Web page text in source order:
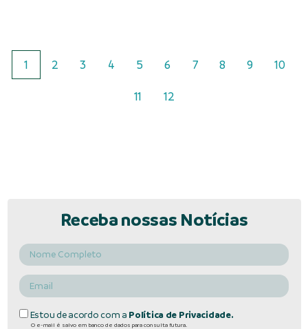
1 2 3 4 5 6 7 8 9 10
11 12
Receba nossas Notícias
Estou de acordo com a Política de Privacidade.
O e-mail é salvo em banco de dados para consulta futura.